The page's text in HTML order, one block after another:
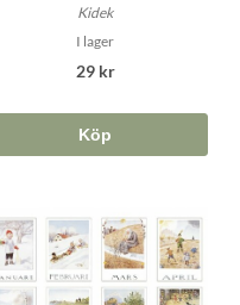
Kidek
I lager
29 kr
Köp